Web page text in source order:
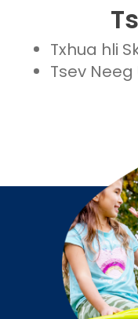
Txhua hli
Tsev Neeg